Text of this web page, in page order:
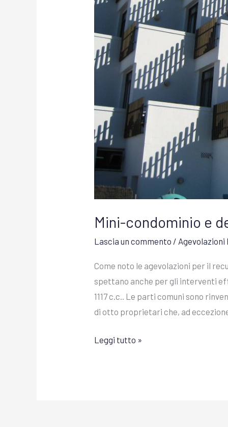
Mini-condominio e
Lascia un commento / Agevolazioni
Come noto le agevolazioni per il
spettano anche per gli interventi
1117 c.c.. Le parti comuni sono
di otto proprietari che, ad
Leggi tutto »